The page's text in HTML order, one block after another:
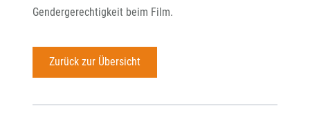
Gendergerechtigkeit beim Film.
Zurück zur Übersicht